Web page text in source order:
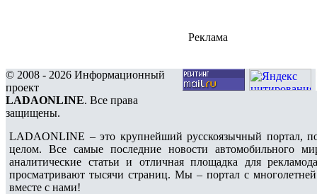
Реклама
© 2008 - 2026 Информационный
проект
LADAONLINE. Все права
защищены.
LADAONLINE – это крупнейший русскоязычный портал,
целом. Все самые последние новости автомобильного
аналитические статьи и отличная площадка для
просматривают тысячи страниц. Мы – портал с
вместе с нами!